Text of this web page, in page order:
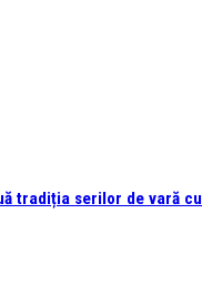
tradiția serilor de vară cu